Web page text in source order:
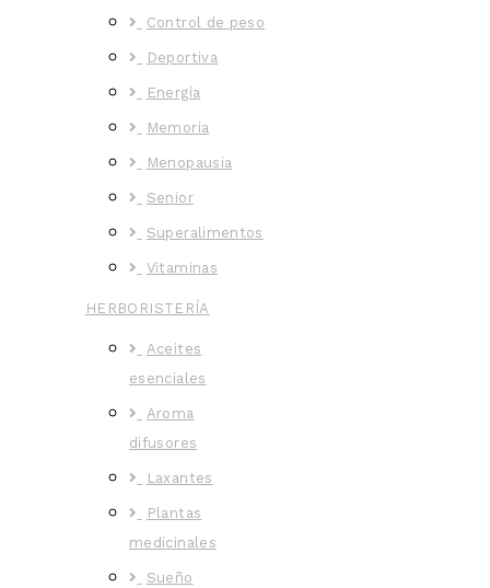
Control de peso
Deportiva
Energía
Memoria
Menopausia
Senior
Superalimentos
Vitaminas
HERBORISTERÍA
Aceites
esenciales
Aroma
difusores
Laxantes
Plantas
medicinales
Sueño